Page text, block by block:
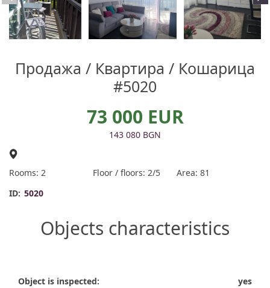
Продажа / Квартира / Кошарица
#5020
73 000 EUR
143 080 BGN
Rooms: 2 Floor / floors: 2/5
Area: 81
ID: 5020
Objects characteristics
Object is inspected: yes